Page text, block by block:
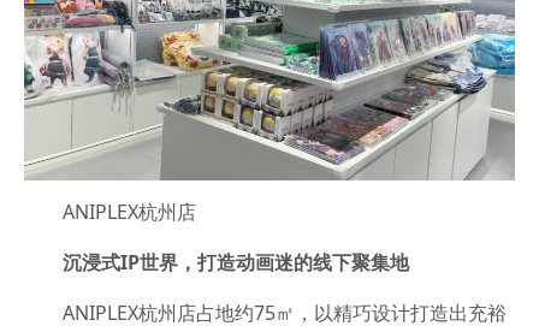
ANIPLEX杭州店
沉浸式IP世界，打造动画迷的线下聚集地
ANIPLEX杭州店占地约75㎡，以精巧设计打造出充裕